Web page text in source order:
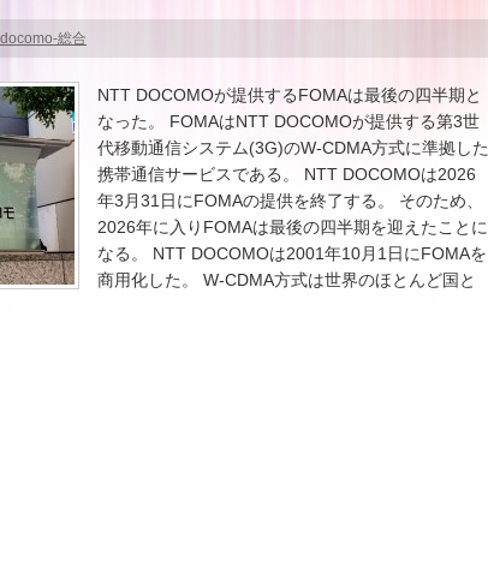
docomo-総合
NTT DOCOMOが提供するFOMAは最後の四半期と
なった。 FOMAはNTT DOCOMOが提供する第3世
代移動通信システム(3G)のW-CDMA方式に準拠した
携帯通信サービスである。 NTT DOCOMOは2026
年3月31日にFOMAの提供を終了する。 そのため、
2026年に入りFOMAは最後の四半期を迎えたことに
なる。 NTT DOCOMOは2001年10月1日にFOMAを
商用化した。 W-CDMA方式は世界のほとんど国と